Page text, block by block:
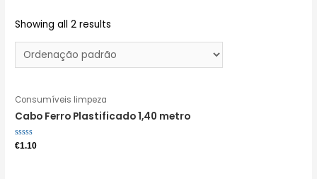
Showing all 2 results
Consumíveis limpeza
Cabo Ferro Plastificado 1,40 metro
Avaliação
€1.10